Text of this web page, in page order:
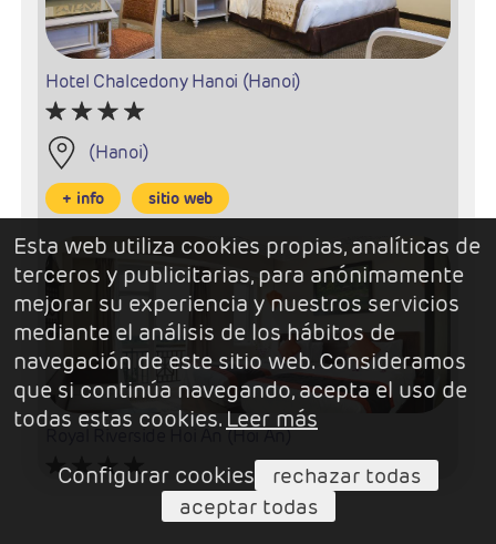
Hotel Chalcedony Hanoi (Hanoi)
(Hanoi)
+ info sitio web
Royal Riverside Hoi An (Hoi An)
Esta web utiliza cookies propias, analíticas de
terceros y publicitarias, para anónimamente
mejorar su experiencia y nuestros servicios
mediante el análisis de los hábitos de
navegación de este sitio web. Consideramos
que si continúa navegando, acepta el uso de
todas estas cookies. Leer más
Configurar cookies
rechazar todas
aceptar todas